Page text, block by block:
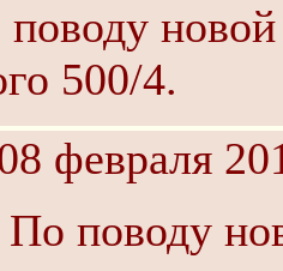
500/4.
февраля
По поводу